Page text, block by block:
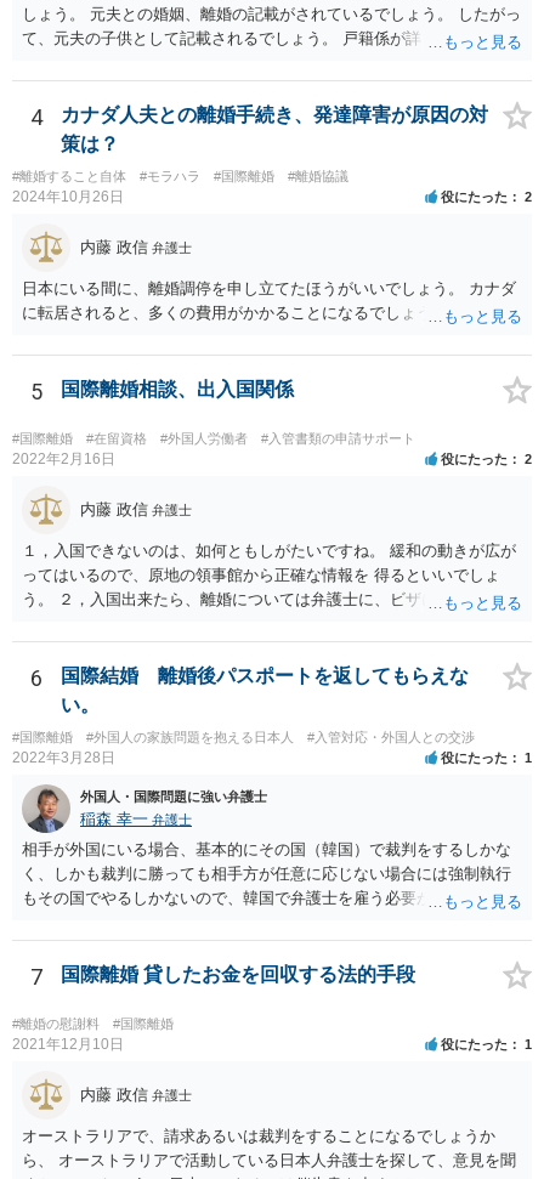
しょう。 元夫との婚姻、離婚の記載がされているでしょう。 したがっ
て、元夫の子供として記載されるでしょう。 戸籍係が詳しいので問い
4
カナダ人夫との離婚手続き、発達障害が原因の対
策は？
#離婚すること自体 #モラハラ #国際離婚 #離婚協議
2024年10月26日 役にたった 2
内藤 政信 弁護士
日本にいる間に、離婚調停を申し立てたほうがいいでしょう。 カナダ
に転居されると、多くの費用がかかることになるでしょう。
5 国際離婚相談、出入国関係
#国際離婚 #在留資格 #外国人労働者 #入管書類の申請サポート
2022年2月16日 役にたった 2
内藤 政信 弁護士
１，入国できないのは、如何ともしがたいですね。 緩和の動きが広が
ってはいるので、原地の領事館から正確な情報を 得るといいでしょ
う。 ２，入国出来たら、離婚については弁護士に、ビザについては、
6
国際結婚 離婚後パスポートを返してもらえな
い。
#国際離婚 #外国人の家族問題を抱える日本人 #入管対応・外国人との交渉
2022年3月28日 役にたった 1
外国人・国際問題に強い弁護士
稲森 幸一 弁護士
相手が外国にいる場合、基本的にその国（韓国）で裁判をするしかな
く、しかも裁判に勝っても相手方が任意に応じない場合には強制執行
もその国でやるしかないので、韓国で弁護士を雇う必要が出てきそう
できないのでしょうか。 そちらのほうが早い気がします。
7 国際離婚 貸したお金を回収する法的手段
#離婚の慰謝料 #国際離婚
2021年12月10日 役にたった 1
内藤 政信 弁護士
オーストラリアで、請求あるいは裁判をすることになるでしょうか
ら、 オーストラリアで活動している日本人弁護士を探して、意見を聞